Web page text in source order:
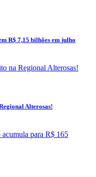
R$ 7,15 bilhões em julho
Alterosas!